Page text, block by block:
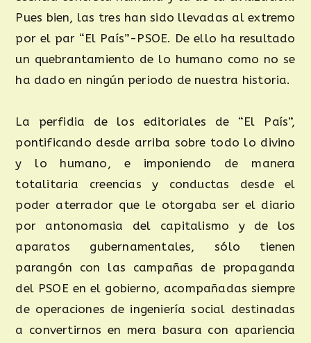
Pues bien, las tres han sido llevadas al extremo
por el par “El País”-PSOE. De ello ha resultado
un quebrantamiento de lo humano como no se
ha dado en ningún periodo de nuestra historia.
La perfidia de los editoriales de “El País”,
pontificando desde arriba sobre todo lo divino
y lo humano, e imponiendo de manera
totalitaria creencias y conductas desde el
poder aterrador que le otorgaba ser el diario
por antonomasia del capitalismo y de los
aparatos gubernamentales, sólo tienen
parangón con las campañas de propaganda
del PSOE en el gobierno, acompañadas siempre
de operaciones de ingeniería social destinadas
a convertirnos en mera basura con apariencia